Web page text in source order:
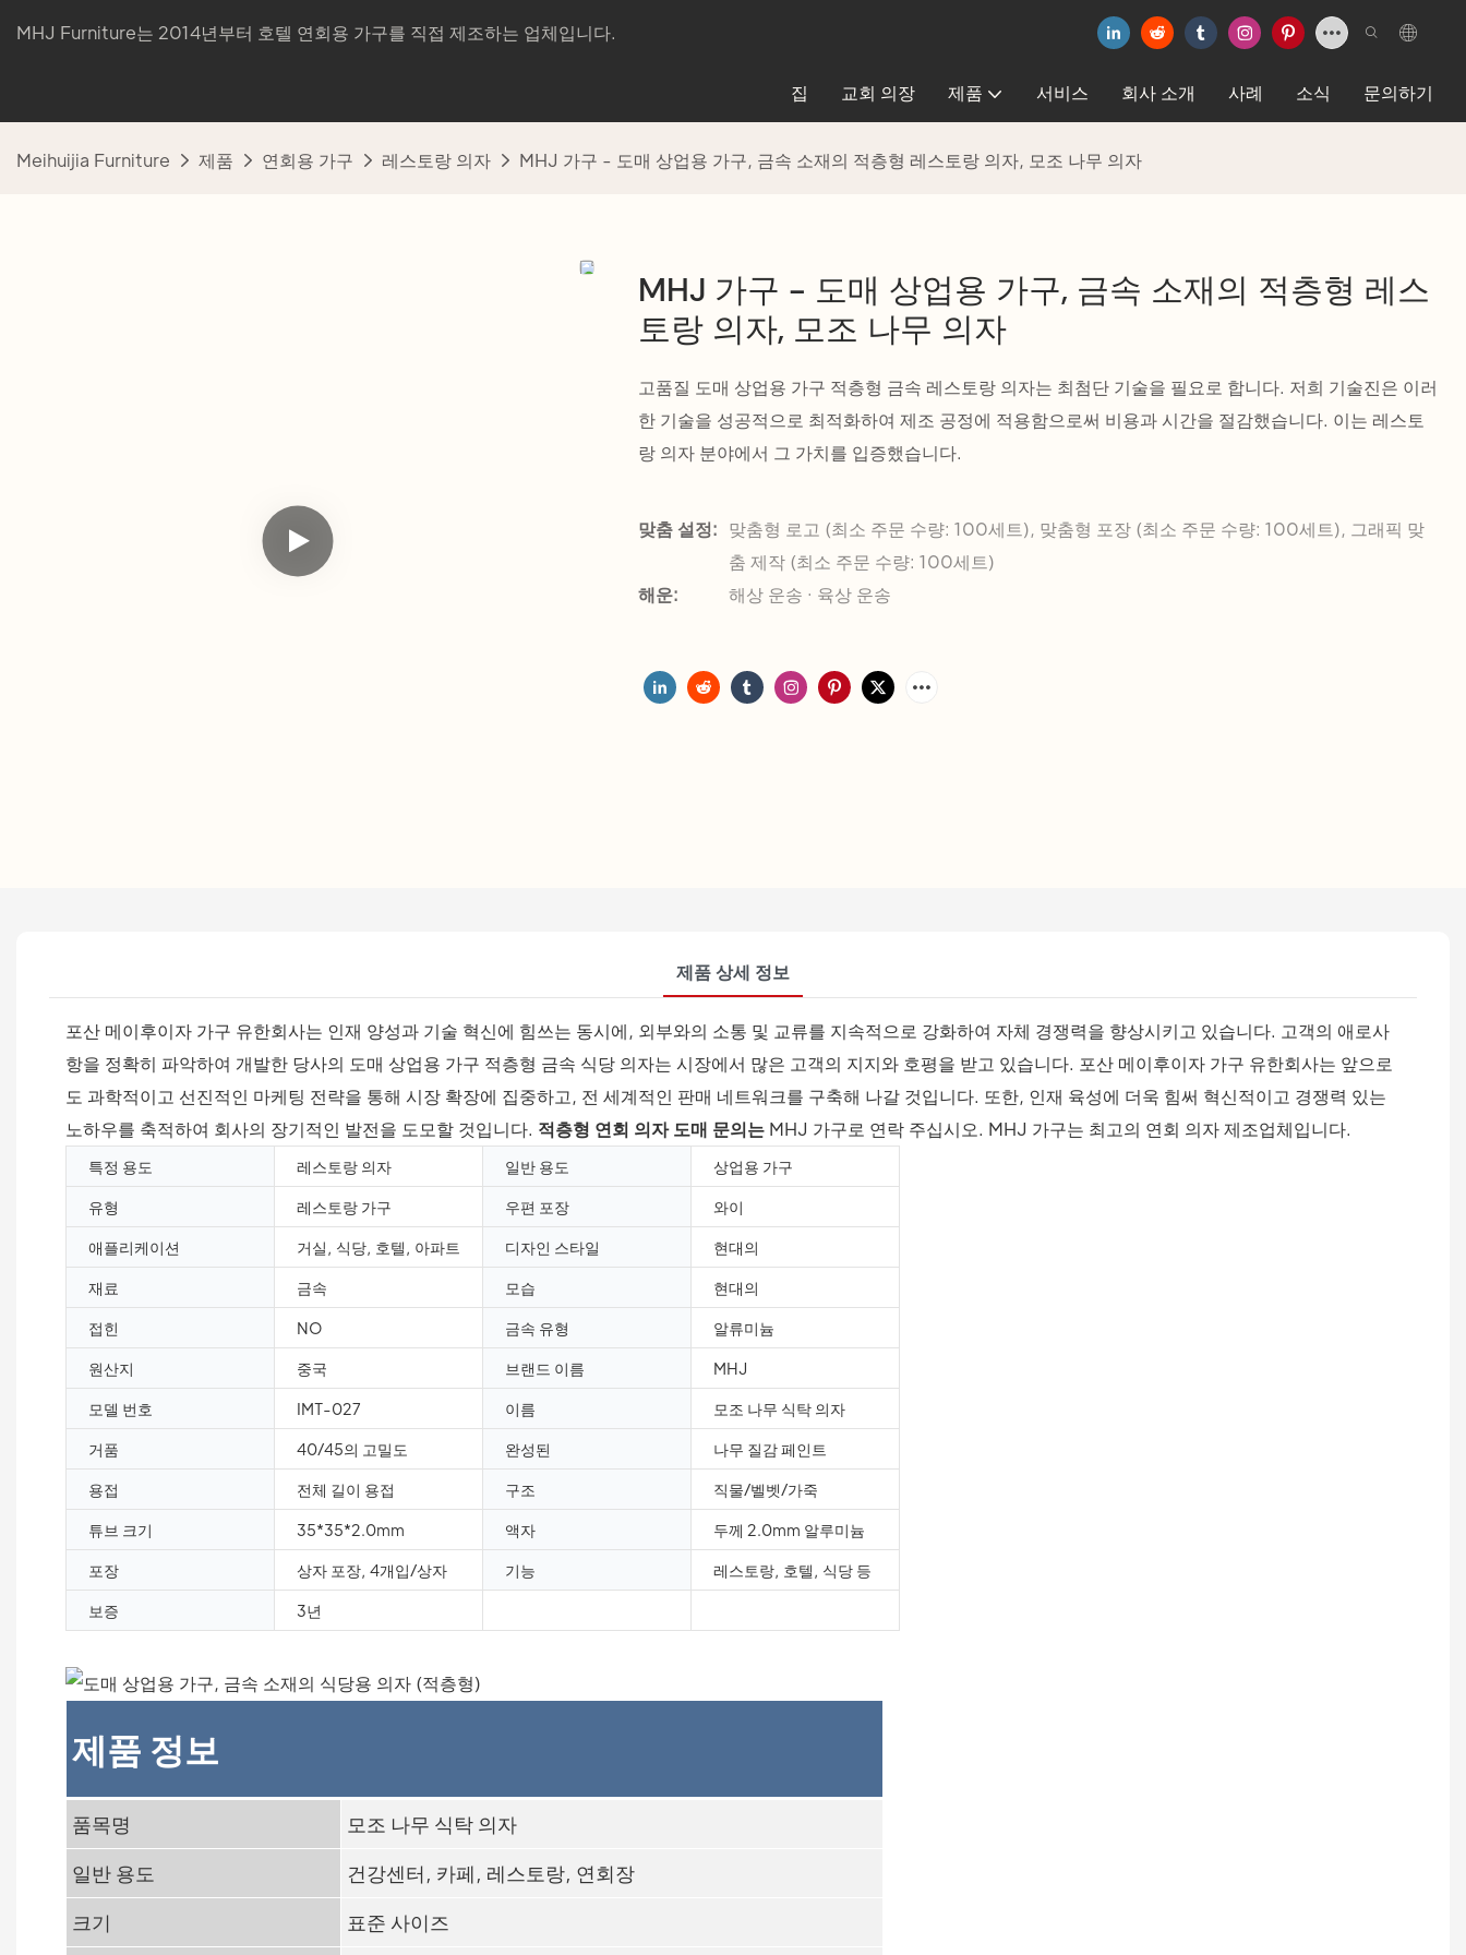
MHJ Furniture는 2014년부터 호텔 연회용 가구를 직접 제조하는 업체입니다.
집 교회 의장 제품 서비스 회사 소개 사례 소식 문의하기
Meihuijia Furniture 제품 연회용 가구 레스토랑 의자 MHJ 가구 - 도매 상업용 가구, 금속 소재의 적층형 레스토랑 의자, 모조 나무 의자
MHJ 가구 - 도매 상업용 가구, 금속 소재의 적층형 레스
토랑 의자, 모조 나무 의자
고품질 도매 상업용 가구 적층형 금속 레스토랑 의자는 최첨단 기술을 필요로 합니다. 저희 기술진은 이러
한 기술을 성공적으로 최적화하여 제조 공정에 적용함으로써 비용과 시간을 절감했습니다. 이는 레스토
랑 의자 분야에서 그 가치를 입증했습니다.
맞춤 설정: 맞춤형 로고 (최소 주문 수량: 100세트), 맞춤형 포장 (최소 주문 수량: 100세트), 그래픽 맞
춤 제작 (최소 주문 수량: 100세트)
해운:
해상 운송 · 육상 운송
제품 상세 정보
포산 메이후이자 가구 유한회사는 인재 양성과 기술 혁신에 힘쓰는 동시에, 외부와의 소통 및 교류를 지속적으로 강화하여 자체 경쟁력을 향상시키고 있습니다. 고객의 애로사
항을 정확히 파악하여 개발한 당사의 도매 상업용 가구 적층형 금속 식당 의자는 시장에서 많은 고객의 지지와 호평을 받고 있습니다. 포산 메이후이자 가구 유한회사는 앞으로
도 과학적이고 선진적인 마케팅 전략을 통해 시장 확장에 집중하고, 전 세계적인 판매 네트워크를 구축해 나갈 것입니다. 또한, 인재 육성에 더욱 힘써 혁신적이고 경쟁력 있는
노하우를 축적하여 회사의 장기적인 발전을 도모할 것입니다. 적층형 연회 의자 도매 문의는 MHJ 가구로 연락 주십시오. MHJ 가구는 최고의 연회 의자 제조업체입니다.
특정 용도 레스토랑 의자 일반 용도 상업용 가구
유형 레스토랑 가구 우편 포장 와이
애플리케이션 거실, 식당, 호텔, 아파트 디자인 스타일 현대의
재료 금속 모습 현대의
접힌 NO 금속 유형 알류미늄
원산지 중국 브랜드 이름 MHJ
모델 번호 IMT-027 이름 모조 나무 식탁 의자
거품 40/45의 고밀도 완성된 나무 질감 페인트
용접 전체 길이 용접 구조 직물/벨벳/가죽
튜브 크기 35*35*2.0mm 액자 두께 2.0mm 알루미늄
포장 상자 포장, 4개입/상자 기능 레스토랑, 호텔, 식당 등
보증 3년
제품 정보
품목명
모조 나무 식탁 의자
일반 용도
건강센터, 카페, 레스토랑, 연회장
크기
표준 사이즈